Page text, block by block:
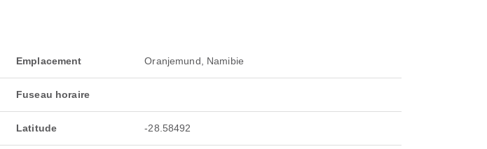
Emplacement Oranjemund, Namibie
Fuseau horaire
Latitude -28.58492